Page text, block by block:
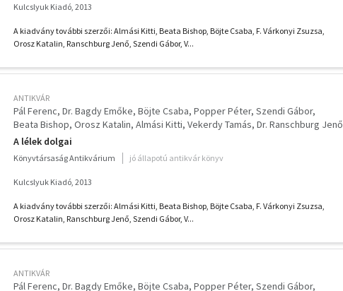
Kulcslyuk Kiadó, 2013
A kiadvány további szerzői: Almási Kitti, Beata Bishop, Böjte Csaba, F. Várkonyi Zsuzsa,
Orosz Katalin, Ranschburg Jenő, Szendi Gábor, V...
ANTIKVÁR
Pál Ferenc Dr. Bagdy Emőke Böjte Csaba Popper Péter Szendi Gábor
Beata Bishop Orosz Katalin Almási Kitti Vekerdy Tamás Dr. Ranschburg Jenő
F. Várkonyi Zsuzsa
A lélek dolgai
Könyvtársaság Antikvárium jó állapotú antikvár könyv
Kulcslyuk Kiadó, 2013
A kiadvány további szerzői: Almási Kitti, Beata Bishop, Böjte Csaba, F. Várkonyi Zsuzsa,
Orosz Katalin, Ranschburg Jenő, Szendi Gábor, V...
ANTIKVÁR
Pál Ferenc Dr. Bagdy Emőke Böjte Csaba Popper Péter Szendi Gábor